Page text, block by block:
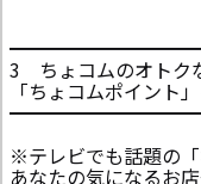
3 ちょコムのオトク
「ちょコムポイント
※テレビでも話題の「
あなたの気になるお